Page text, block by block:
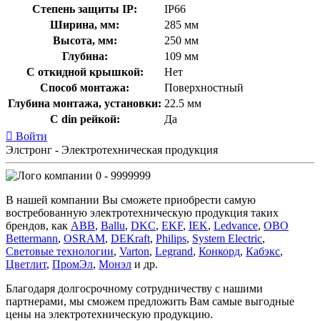
Степень защиты IP:
IP66
Ширина, мм:
285 мм
Высота, мм:
250 мм
Глубина:
109 мм
С откидной крышкой:
Нет
Способ монтажа:
Поверхностный
Глубина монтажа, установки: 22.5 мм
С din рейкой:
Да
Войти
Элстронг - Электротехническая продукция
0 - 9999999
В нашей компании Вы сможете приобрести самую
востребованную электротехническую продукция таких
брендов, как ABB, Ballu, DKC, EKF, IEK, Ledvance, OBO
Bettermann, OSRAM, DEKraft, Philips, System Electric,
Световые технологии, Varton, Legrand, Конкорд, Кабэкс,
Цветлит, ПромЭл, Монэл и др.
Благодаря долгосрочному сотрудничеству с нашими
партнерами, мы сможем предложить Вам самые выгодные
цены на электротехническую продукцию.